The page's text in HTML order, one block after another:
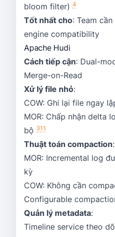
bloom filter) 4
Tốt nhất cho: Team
engine compatibility
Apache Hudi
Cách tiếp cận: Dual-
Merge-on-Read
Xử lý file nhỏ:
COW: Ghi lại file ngay
MOR: Chấp nhận delta
bộ 311
Thuật toán compaction:
MOR: Incremental log
kỳ
COW: Không cần
Configurable
Quản lý metadata:
Timeline service theo